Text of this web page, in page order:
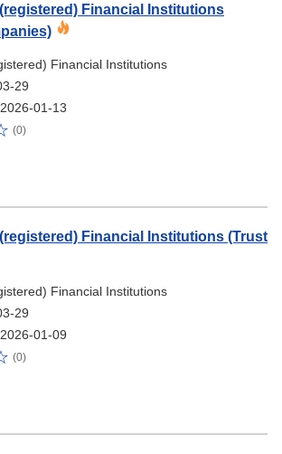
Financial Institutions
Financial Institutions
29
01-13
(0)
Financial Institutions (Trust
Financial Institutions
29
01-09
(0)